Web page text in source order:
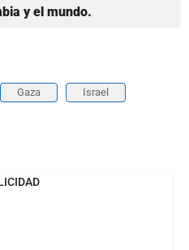
y el mundo.
Gaza Israel